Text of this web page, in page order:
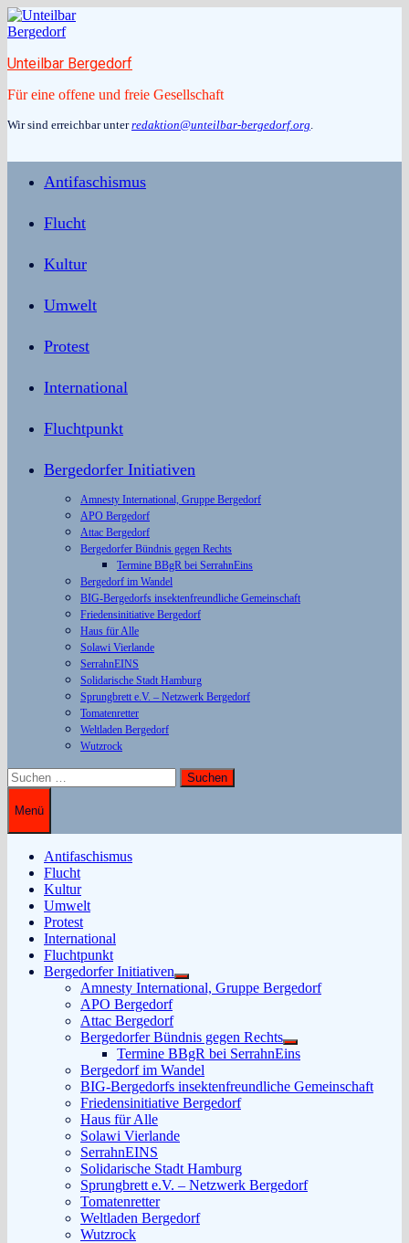
Zum
Inhalt
Unteilbar Bergedorf
Für eine offene und freie Gesellschaft
Wir sind erreichbar unterredaktion@unteilbar-bergedorf.org.
Antifaschismus
Flucht
Kultur
Umwelt
Protest
International
Fluchtpunkt
Bergedorfer Initiativen
Amnesty International, Gruppe Bergedorf
APO Bergedorf
Attac Bergedorf
Bergedorfer Bündnis gegen Rechts
Termine BBgR bei SerrahnEins
Bergedorf im Wandel
BIG-Bergedorfs insektenfreundliche Gemeinschaft
Friedensinitiative Bergedorf
Haus für Alle
Solawi Vierlande
SerrahnEINS
Solidarische Stadt Hamburg
Sprungbrett e.V. – Netzwerk Bergedorf
Tomatenretter
Weltladen Bergedorf
Wutzrock
Suchen
nach:
Menü
Antifaschismus
Flucht
Kultur
Umwelt
Protest
International
Fluchtpunkt
Bergedorfer Initiativen
Untermenü
anzeigen
Amnesty International, Gruppe Bergedorf
APO Bergedorf
Attac Bergedorf
Bergedorfer Bündnis gegen Rechts
Untermenü
anzeigen
Termine BBgR bei SerrahnEins
Bergedorf im Wandel
BIG-Bergedorfs insektenfreundliche Gemeinschaft
Friedensinitiative Bergedorf
Haus für Alle
Solawi Vierlande
SerrahnEINS
Solidarische Stadt Hamburg
Sprungbrett e.V. – Netzwerk Bergedorf
Tomatenretter
Weltladen Bergedorf
Wutzrock